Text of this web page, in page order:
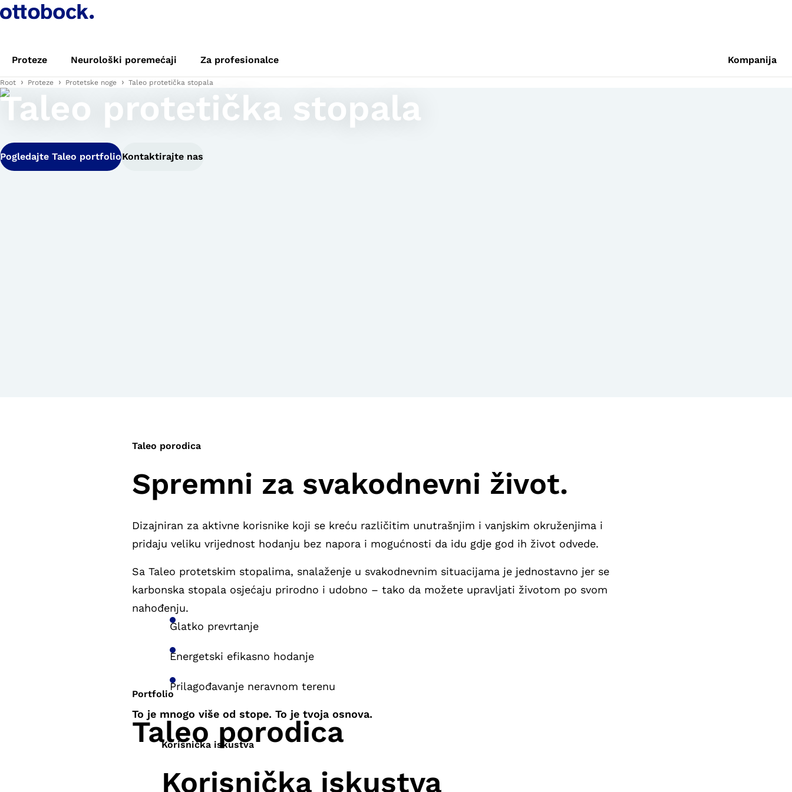
Proteze Neurološki poremećaji Za profesionalce Kompanija
Root Proteze Protetske noge Taleo protetička stopala
Taleo protetička stopala
Pogledajte Taleo portfolioKontaktirajte nas
Taleo porodica
Spremni za svakodnevni život.
Dizajniran za aktivne korisnike koji se kreću različitim unutrašnjim i vanjskim okruženjima i
pridaju veliku vrijednost hodanju bez napora i mogućnosti da idu gdje god ih život odvede.
Sa Taleo protetskim stopalima, snalaženje u svakodnevnim situacijama je jednostavno jer se
karbonska stopala osjećaju prirodno i udobno – tako da možete upravljati životom po svom
nahođenju.
Glatko prevrtanje
Energetski efikasno hodanje
Prilagođavanje neravnom terenu
To je mnogo više od stope. To je tvoja osnova.
Portfolio
Taleo porodica
Korisnička iskustva
Korisnička iskustva